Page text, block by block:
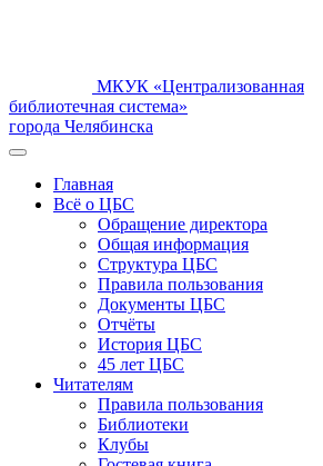
МКУК «Централизованная
библиотечная система»
города Челябинска
Главная
Всё о ЦБС
Обращение директора
Общая информация
Структура ЦБС
Правила пользования
Документы ЦБС
Отчёты
История ЦБС
45 лет ЦБС
Читателям
Правила пользования
Библиотеки
Клубы